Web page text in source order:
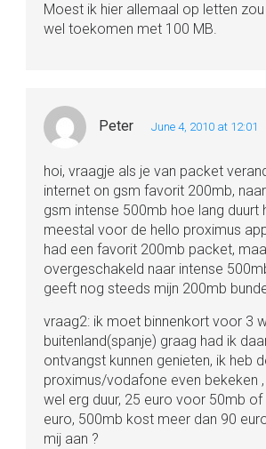
Moest ik hier allemaal op letten
wel toekomen met 100 MB.
Peter June 4, 2010 at 12:01
hoi, vraagje als je van packet
internet on gsm favorit 200mb,
gsm intense 500mb hoe lang duurt
meestal voor de hello proximus
had een favorit 200mb packet,
overgeschakeld naar intense
geeft nog steeds mijn 200mb
vraag2: ik moet binnenkort voor 3
buitenland(spanje) graag had ik
ontvangst kunnen genieten, ik heb
proximus/vodafone even bekeken
wel erg duur, 25 euro voor 50mb
euro, 500mb kost meer dan 90
mij aan ?